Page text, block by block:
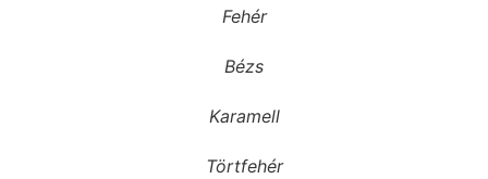
Fehér
Bézs
Karamell
Törtfehér